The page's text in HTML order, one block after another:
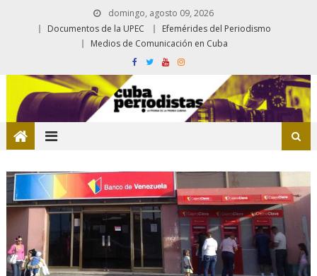
domingo, agosto 09, 2026
Documentos de la UPEC
Efemérides del Periodismo
Medios de Comunicación en Cuba